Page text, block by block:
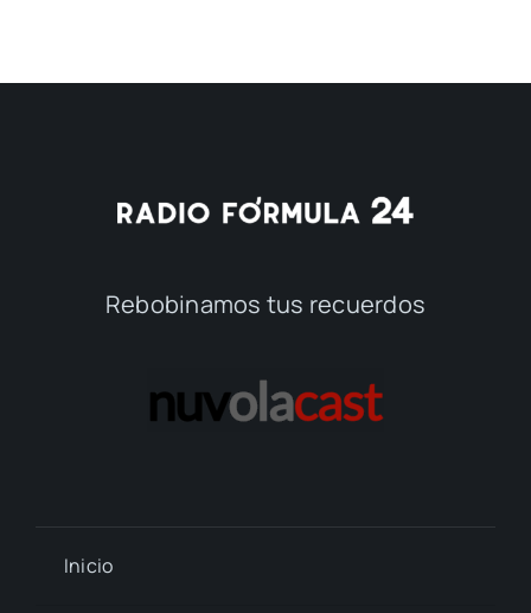
Rebobinamos tus recuerdos
Inicio